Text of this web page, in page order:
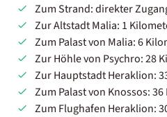
Zum Strand: direkter
Zur Altstadt Malia: 1
Zum Palast von Malia: 6
Zur Höhle von Psychro: 28
Zur Hauptstadt Heraklion:
Zum Palast von Knossos:
Zum Flughafen Heraklion: